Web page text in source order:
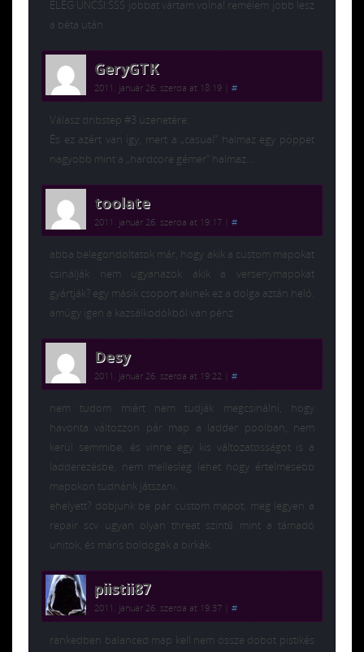
ELÉG UNCSI:SSS jobbat vártam volna! remélem jobb lesz
a béta után
GeryGTK
2011. január 26. szerda at 18:19 #
Válasz dnbstep #3 üzenetére:
És ez azért van így, mert a „casual” halmaz egy pöppet
nagyobb mint a „hardcore gémer” halmaz…
toolate
2011. január 26. szerda at 19:17 #
abba belegondoltatok már, hogy akik a custom mapokat
csinálják nem ugyanazok akik a versenymapokat
gyártják? egy másik csoport akinek ez a dolga aztán heló.
amúgy igen a kazsálkodókból van pénz
Desy
2011. január 26. szerda at 19:22 #
nem tudom miért nem tudják megcsinálni, hogy
havonta változzon pár map a ladder poolban, nem
kerül semmibe, és vinne egy kis változatosságot is a
ladderezésbe, nem mellesleg lehet hogy értelmesebb
mapokon tudnánk játszani.
ehelyett? dobjunk be pár custom mapot, meg legyen a
repair scv ugyan olyan threat szintű mint a támadó
unitok, és máris boldogak a birkák.
piistii87
2011. január 26. szerda at 19:37 #
rankedben balanced map kell nem össze dobot pistikés